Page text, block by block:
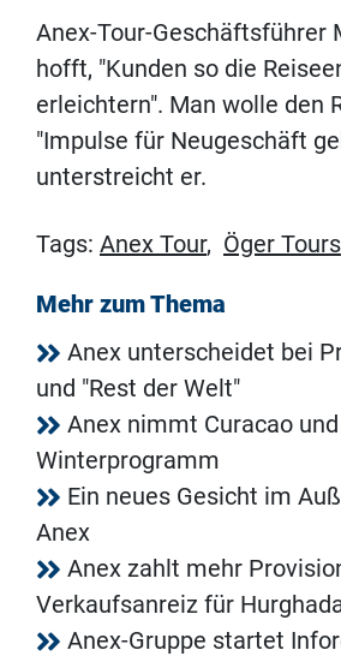
Anex-Tour-Geschäftsführer
hofft, "Kunden so die
erleichtern". Man wolle den
"Impulse für Neugeschäft
unterstreicht er.
Tags: Anex Tour, Öger Tours
Mehr zum Thema
Anex unterscheidet bei
und "Rest der Welt"
Anex nimmt Curacao
Winterprogramm
Ein neues Gesicht im
Anex
Anex zahlt mehr
Verkaufsanreiz für
Anex-Gruppe startet